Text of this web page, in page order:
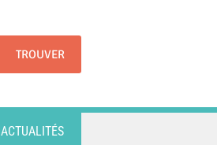
ACTUALITÉS